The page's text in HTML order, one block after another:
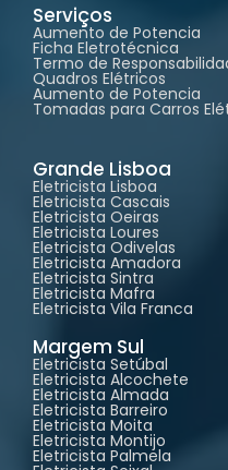
Serviços
Aumento de Potencia
Ficha Eletrotécnica
Termo de
Quadros Elétricos
Aumento de Potencia
Tomadas para Carros
Grande Lisboa
Eletricista Lisboa
Eletricista Cascais
Eletricista Oeiras
Eletricista Loures
Eletricista Odivelas
Eletricista Amadora
Eletricista Sintra
Eletricista Mafra
Eletricista Vila Franca
Margem Sul
Eletricista Setúbal
Eletricista Alcochete
Eletricista Almada
Eletricista Barreiro
Eletricista Moita
Eletricista Montijo
Eletricista Palmela